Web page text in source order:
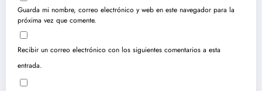
Guarda mi nombre, correo electrónico y web en este navegador para la
próxima vez que comente.
Recibir un correo electrónico con los siguientes comentarios a esta
entrada.